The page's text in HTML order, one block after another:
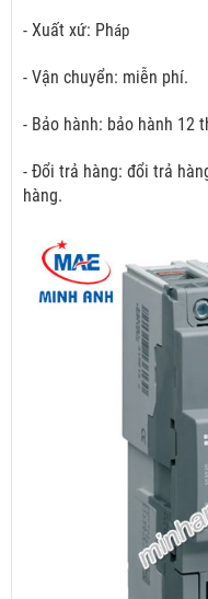
- Xuất xứ: Pháp
- Vận chuyển: miễn phí.
- Bảo hành: bảo hành 12
- Đổi trả hàng: đổi trả
hàng.